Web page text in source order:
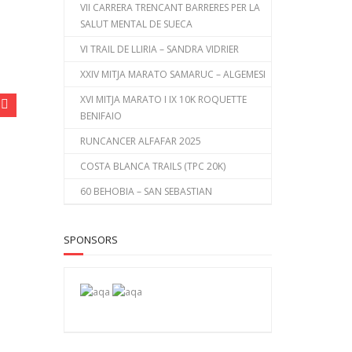
VII CARRERA TRENCANT BARRERES PER LA
SALUT MENTAL DE SUECA
VI TRAIL DE LLIRIA – SANDRA VIDRIER
XXIV MITJA MARATO SAMARUC – ALGEMESI
XVI MITJA MARATO I IX 10K ROQUETTE
BENIFAIO
RUNCANCER ALFAFAR 2025
COSTA BLANCA TRAILS (TPC 20K)
60 BEHOBIA – SAN SEBASTIAN
SPONSORS